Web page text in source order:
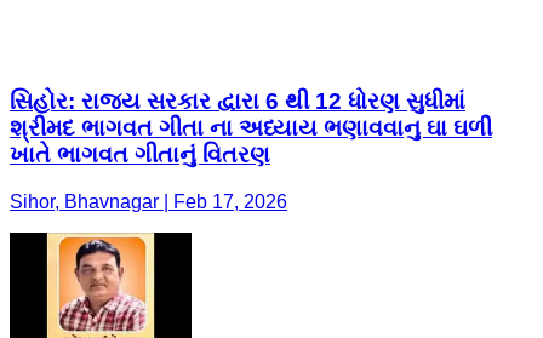
સિહોર: રાજ્ય સરકાર દ્વારા 6 થી 12 ધોરણ સુધીમાં
શ્રીમદ ભાગવત ગીતા ના અધ્યાય ભણાવવાનુ ઘા ઘળી
ખાતે ભાગવત ગીતાનું વિતરણ
Sihor, Bhavnagar | Feb 17, 2026